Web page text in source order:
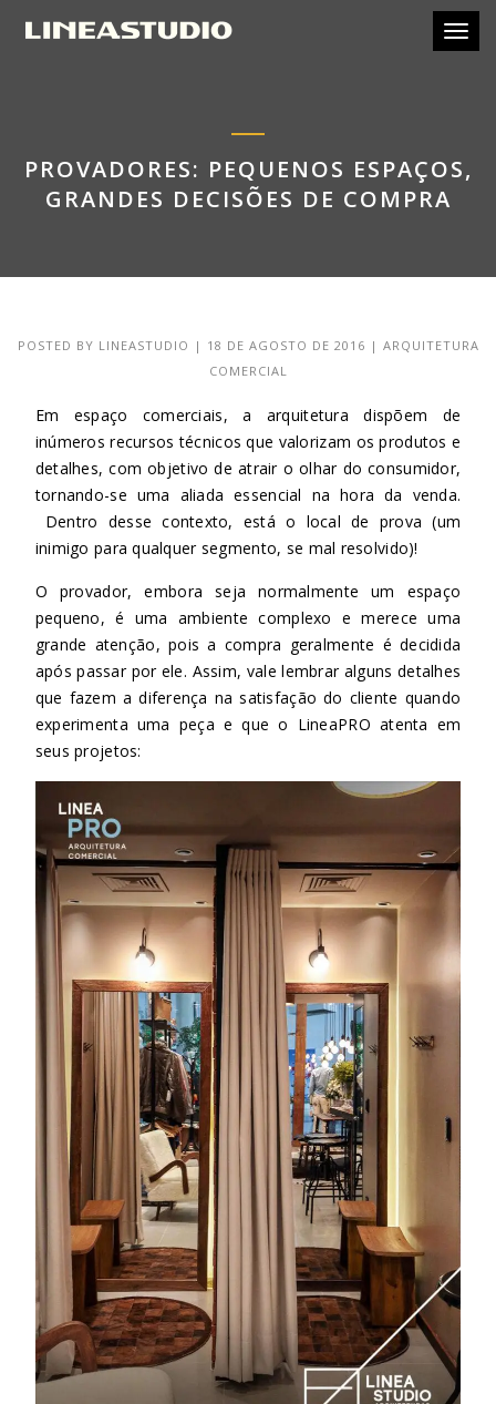
PROVADORES: PEQUENOS ESPAÇOS,
GRANDES DECISÕES DE COMPRA
POSTED BY LINEASTUDIO | 18 DE AGOSTO DE 2016 | ARQUITETURA
COMERCIAL
Em espaço comerciais, a arquitetura dispõem de
inúmeros recursos técnicos que valorizam os produtos e
detalhes, com objetivo de atrair o olhar do consumidor,
tornando-se uma aliada essencial na hora da venda.
Dentro desse contexto, está o local de prova (um
inimigo para qualquer segmento, se mal resolvido)!
O provador, embora seja normalmente um espaço
pequeno, é uma ambiente complexo e merece uma
grande atenção, pois a compra geralmente é decidida
após passar por ele. Assim, vale lembrar alguns detalhes
que fazem a diferença na satisfação do cliente quando
experimenta uma peça e que o LineaPRO atenta em
seus projetos: